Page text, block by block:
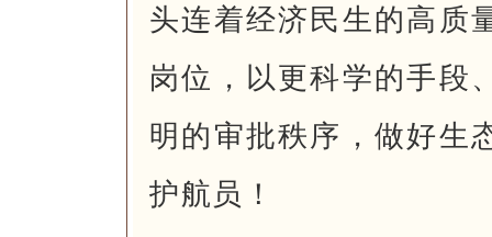
头连着经济民生的高质
岗位，以更科学的手段
明的审批秩序，做好生
护航员！